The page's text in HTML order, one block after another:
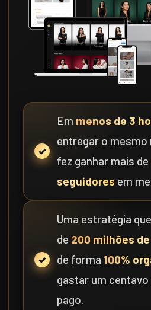
Em menos de 3
entregar o mesmo
fez ganhar mais de
seguidores em
Uma estratégia
de 200 milhões
de forma 100%
gastar um
pago.